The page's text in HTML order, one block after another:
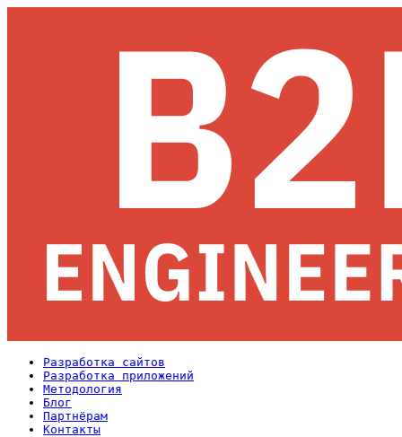
Разработка сайтов
Разработка приложений
Методология
Блог
Партнёрам
Контакты